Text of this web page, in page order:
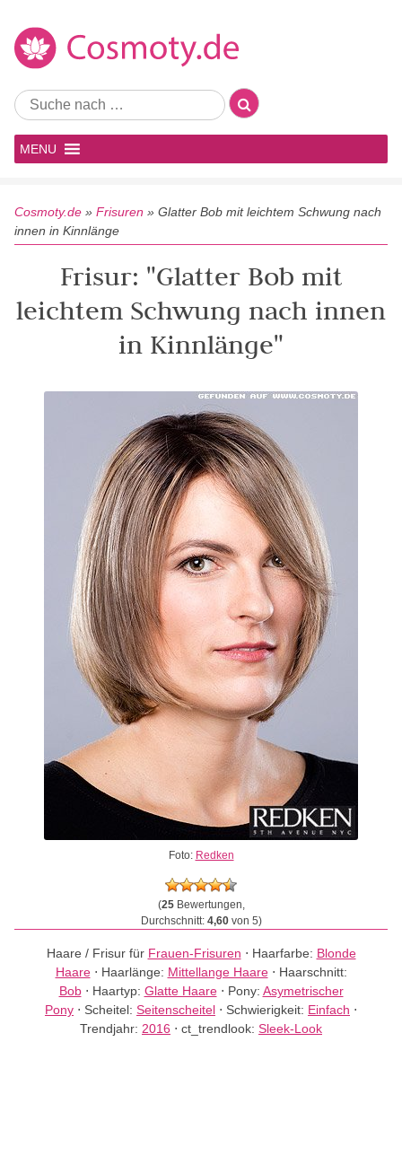
MENU
Cosmoty.de » Frisuren » Glatter Bob mit leichtem Schwung nach
innen in Kinnlänge
Frisur: "Glatter Bob mit
leichtem Schwung nach innen
in Kinnlänge"
Foto: Redken
(25Bewertungen,
Durchschnitt: 4,60von 5)
Haare / Frisur für Frauen-Frisuren ⋅ Haarfarbe: Blonde
Haare⋅ Haarlänge: Mittellange Haare⋅ Haarschnitt:
Bob⋅ Haartyp: Glatte Haare⋅ Pony: Asymetrischer
Pony ⋅ Scheitel: Seitenscheitel ⋅ Schwierigkeit: Einfach ⋅
Trendjahr: 2016 ⋅ ct_trendlook: Sleek-Look